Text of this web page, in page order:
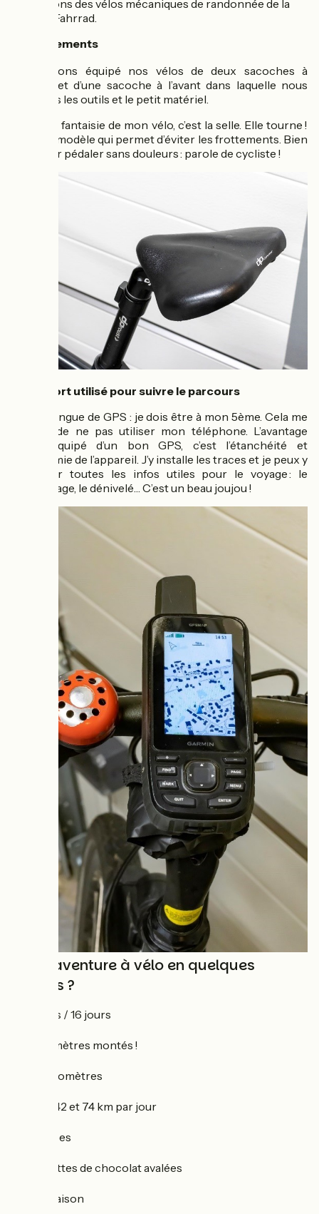
Nous avons des vélos mécaniques de randonnée de la
marque Fahrrad.
Equipements
Nous avons équipé nos vélos de deux sacoches à
l’arrière et d’une sacoche à l’avant dans laquelle nous
stockons les outils et le petit matériel.
La petite fantaisie de mon vélo, c’est la selle. Elle tourne !
C’est un modèle qui permet d’éviter les frottements. Bien
utile pour pédaler sans douleurs : parole de cycliste !
📓 Support utilisé pour suivre le parcours
Je suis dingue de GPS : je dois être à mon 5ème. Cela me
permet de ne pas utiliser mon téléphone. L’avantage
d’être équipé d’un bon GPS, c’est l’étanchéité et
l’autonomie de l’appareil. J’y installe les traces et je peux y
consulter toutes les infos utiles pour le voyage : le
kilométrage, le dénivelé… C’est un beau joujou !
Votre aventure à vélo en quelques
chiffres ?
15 nuits / 16 jours
10 115 mètres montés !
920 kilomètres
Entre 42 et 74 km par jour
16 étapes
4 tablettes de chocolat avalées
0 crevaison